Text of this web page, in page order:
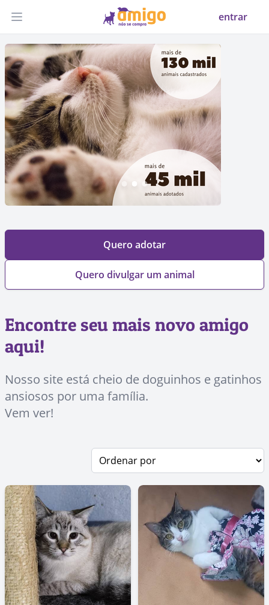
Abrir menu entrar
Quero adotar
Quero divulgar um animal
Encontre seu mais novo amigo
aqui!
Nosso site está cheio de doguinhos e gatinhos
ansiosos por uma família.
Vem ver!